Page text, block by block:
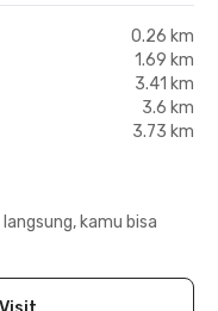
0.26 km
1.69 km
3.41 km
3.6 km
3.73 km
kamu bisa